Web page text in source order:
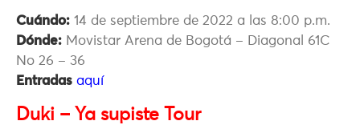
Cuándo: 14 de septiembre de 2022 a las 8:00 p.m.
Dónde: Movistar Arena de Bogotá – Diagonal 61C
No 26 – 36
Entradas aquí
Duki – Ya supiste Tour